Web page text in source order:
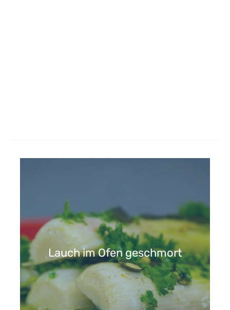
Lauch im Ofen geschmort